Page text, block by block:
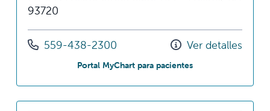
93720
Llámenos al
559-438-2300 Ver detalles
Portal MyChart para pacientesen Fresno